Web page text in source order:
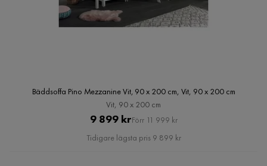
Bäddsoffa Pino Mezzanine Vit, 90 x 200 cm, Vit, 90 x 200 cm
Vit, 90 x 200 cm
Pris
9 899 krOriginal
Pris
Förr 11 999 kr
Tidigare lägsta pris 9 899 kr